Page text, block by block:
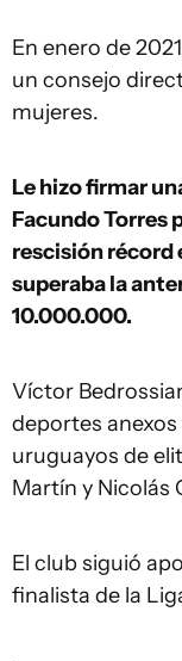
En enero de
un consejo
mujeres.
Le hizo firmar
Facundo Torres
rescisión récord
superaba la
10.000.000.
Víctor
deportes
uruguayos de
Martín y Nicolás
El club siguió
finalista de la